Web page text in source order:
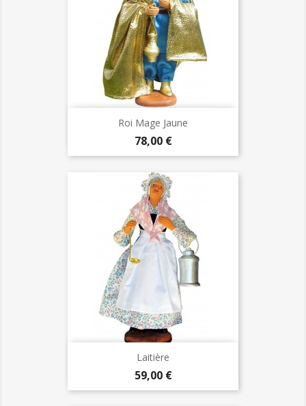
Roi Mage Jaune
Prix
78,00 €
Laitière
Prix
59,00 €